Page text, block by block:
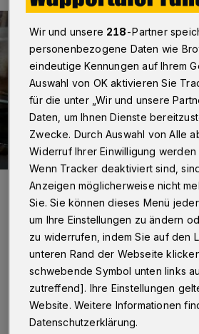
Alkohol und Tabletten sind nur zwei der
Foto: moritz320
R und drei Millionen
Jugendliche wachsen
Wir und unsere 218-Partner
personenbezogene Daten wie
eindeutige Kennungen auf Ihrem
Auswahl von OK aktivieren Sie
für die unter „Wir und unsere
Daten, um Ihnen Dienste
Zwecke. Durch Auswahl von Alle
Widerruf Ihrer Einwilligung
Wenn Tracker deaktiviert sind,
Anzeigen möglicherweise nicht
Sie. Sie können dieses Menü
um Ihre Einstellungen zu ändern
zu widerrufen, indem Sie auf den
unteren Rand der Webseite
schwebende Symbol unten links
zutreffend]. Ihre Einstellungen
Website. Weitere Informationen
Datenschutzerklärung.